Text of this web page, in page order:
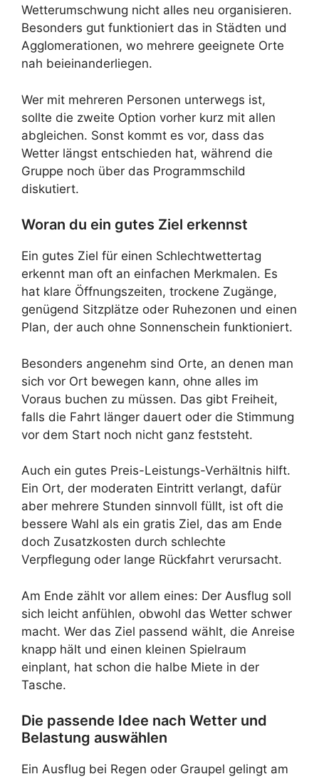
Wetterumschwung nicht alles neu organisieren.
Besonders gut funktioniert das in Städten und
Agglomerationen, wo mehrere geeignete Orte
nah beieinanderliegen.
Wer mit mehreren Personen unterwegs ist,
sollte die zweite Option vorher kurz mit allen
abgleichen. Sonst kommt es vor, dass das
Wetter längst entschieden hat, während die
Gruppe noch über das Programmschild
diskutiert.
Woran du ein gutes Ziel erkennst
Ein gutes Ziel für einen Schlechtwettertag
erkennt man oft an einfachen Merkmalen. Es
hat klare Öffnungszeiten, trockene Zugänge,
genügend Sitzplätze oder Ruhezonen und einen
Plan, der auch ohne Sonnenschein funktioniert.
Besonders angenehm sind Orte, an denen man
sich vor Ort bewegen kann, ohne alles im
Voraus buchen zu müssen. Das gibt Freiheit,
falls die Fahrt länger dauert oder die Stimmung
vor dem Start noch nicht ganz feststeht.
Auch ein gutes Preis-Leistungs-Verhältnis hilft.
Ein Ort, der moderaten Eintritt verlangt, dafür
aber mehrere Stunden sinnvoll füllt, ist oft die
bessere Wahl als ein gratis Ziel, das am Ende
doch Zusatzkosten durch schlechte
Verpflegung oder lange Rückfahrt verursacht.
Am Ende zählt vor allem eines: Der Ausflug soll
sich leicht anfühlen, obwohl das Wetter schwer
macht. Wer das Ziel passend wählt, die Anreise
knapp hält und einen kleinen Spielraum
einplant, hat schon die halbe Miete in der
Tasche.
Die passende Idee nach Wetter und
Belastung auswählen
Ein Ausflug bei Regen oder Graupel gelingt am